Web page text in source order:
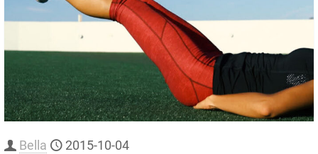
Bella 2015-10-04